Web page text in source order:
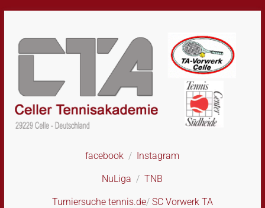
content
Tennisakademie
facebook / Instagram
NuLiga /TNB
Turniersuche tennis.de/ SC Vorwerk TA